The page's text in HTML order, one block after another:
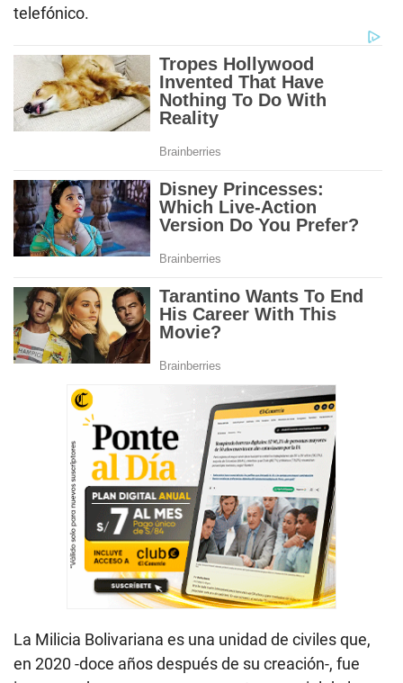
telefónico.
La Milicia Bolivariana es una unidad de civiles que,
en 2020 -doce años después de su creación-, fue